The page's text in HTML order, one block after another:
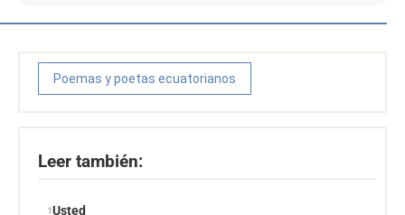
Poemas y poetas ecuatorianos
Leer también:
Usted